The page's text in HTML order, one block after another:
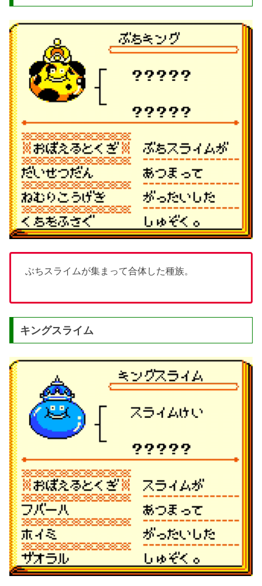
ぶちスライムが集まって合体した種族。
キングスライム